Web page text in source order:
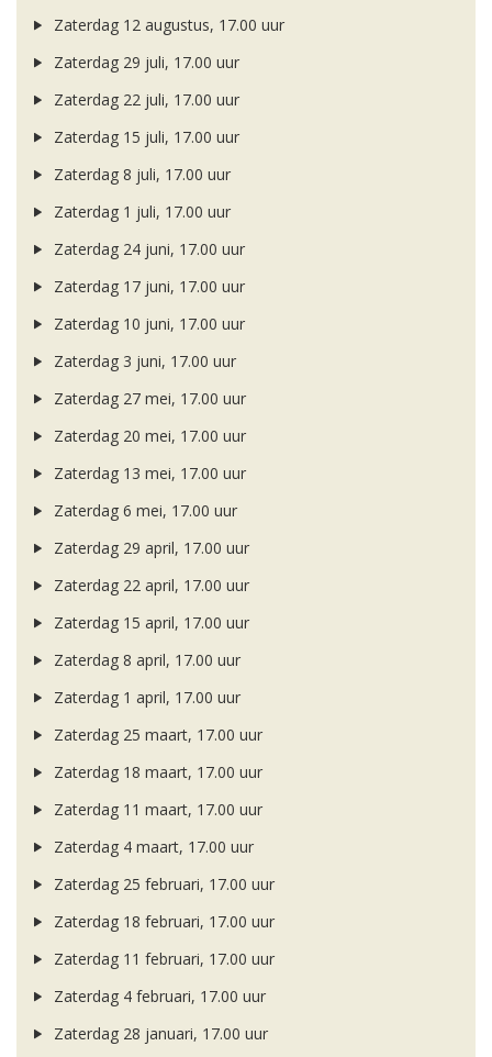
Zaterdag 12 augustus, 17.00 uur
Zaterdag 29 juli, 17.00 uur
Zaterdag 22 juli, 17.00 uur
Zaterdag 15 juli, 17.00 uur
Zaterdag 8 juli, 17.00 uur
Zaterdag 1 juli, 17.00 uur
Zaterdag 24 juni, 17.00 uur
Zaterdag 17 juni, 17.00 uur
Zaterdag 10 juni, 17.00 uur
Zaterdag 3 juni, 17.00 uur
Zaterdag 27 mei, 17.00 uur
Zaterdag 20 mei, 17.00 uur
Zaterdag 13 mei, 17.00 uur
Zaterdag 6 mei, 17.00 uur
Zaterdag 29 april, 17.00 uur
Zaterdag 22 april, 17.00 uur
Zaterdag 15 april, 17.00 uur
Zaterdag 8 april, 17.00 uur
Zaterdag 1 april, 17.00 uur
Zaterdag 25 maart, 17.00 uur
Zaterdag 18 maart, 17.00 uur
Zaterdag 11 maart, 17.00 uur
Zaterdag 4 maart, 17.00 uur
Zaterdag 25 februari, 17.00 uur
Zaterdag 18 februari, 17.00 uur
Zaterdag 11 februari, 17.00 uur
Zaterdag 4 februari, 17.00 uur
Zaterdag 28 januari, 17.00 uur